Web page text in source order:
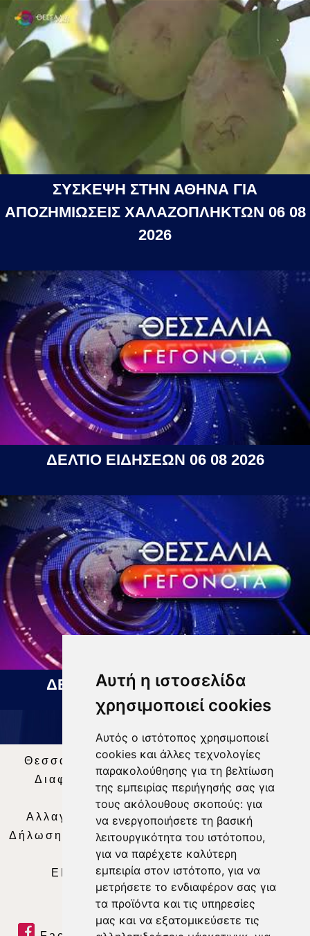
Αυτή η ιστοσελίδα
χρησιμοποιεί cookies
Αυτός ο ιστότοπος χρησιμοποιεί
cookies και άλλες τεχνολογίες
παρακολούθησης για τη βελτίωση
της εμπειρίας περιήγησής σας για
τους ακόλουθους σκοπούς: για
να ενεργοποιήσετε τη βασική
λειτουργικότητα του ιστότοπου,
για να παρέχετε καλύτερη
εμπειρία στον ιστότοπο, για να
μετρήσετε το ενδιαφέρον σας για
τα προϊόντα και τις υπηρεσίες
μας και να εξατομικεύσετε τις
ΣΥΣΚΕΨΗ ΣΤΗΝ ΑΘΗΝΑ ΓΙΑ
ΑΠΟΖΗΜΙΩΣΕΙΣ ΧΑΛΑΖΟΠΛΗΚΤΩΝ 06 08
2026
ΔΕΛΤΙΟ ΕΙΔΗΣΕΩΝ 06 08 2026
ΔΕΛΤΙΟ ΕΙΔΗΣΕΩΝ 07 08 2026
Θεσσαλία Τηλεόραση|SNG Services
Διαφήμιση | Όροι Χρήσης |Δήλωση
Απορρήτου |
Περιεχόμενο
Αλλαγή Προτιμήσεων για τα Cookies
Δήλωση συμμόρφωσης με τη σύσταση (ΕΕ)
2018/334|Ταυτότητα
ΕΝΗΜΕΡΩΣΗ |WEB TV| LIVE